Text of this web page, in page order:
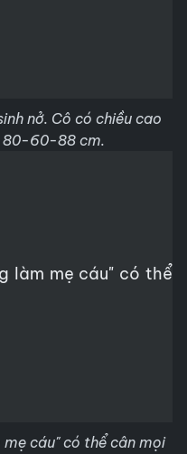
nở. Cô có chiều cao
80-60-88 cm.
cáu" có thể cân mọi